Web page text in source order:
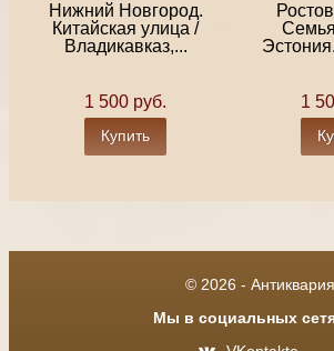
Нижний Новгород.
Китайская улица /
Владикавказ,...
1 500 руб.
Купить
Семья
1
© 2026 - Антиквария
Мы в социальных